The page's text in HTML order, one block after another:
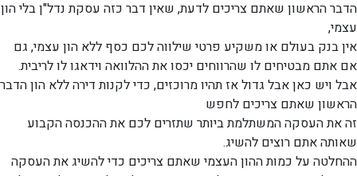
הדבר הראשון שאתם צריכים לדעת, שאין דבר כזה עסקת נדל"ן בלי הון
עצמי,
אין בנק בעולם או משקיע פרטי שילווה לכם כסף ללא הון עצמי, גם
אם אתם מבטיחים לו שהרווחים יכסו את ההלוואה וידאגו לו לריבית.
אבל ויש כאן אבל גדול אז תהיו מרוכזים, כדי לקנות דירה ללא הון הדבר
הראשון שאתם צריכים לחפש
זה את העסקה המשתלמת ביותר שתזרים לכם את ההכנסה הקבוע
שאותה אתם רוצים להשיג.
ההחלטה על כמות ההון העצמי שאתם צריכים כדי להשיג את העסקה